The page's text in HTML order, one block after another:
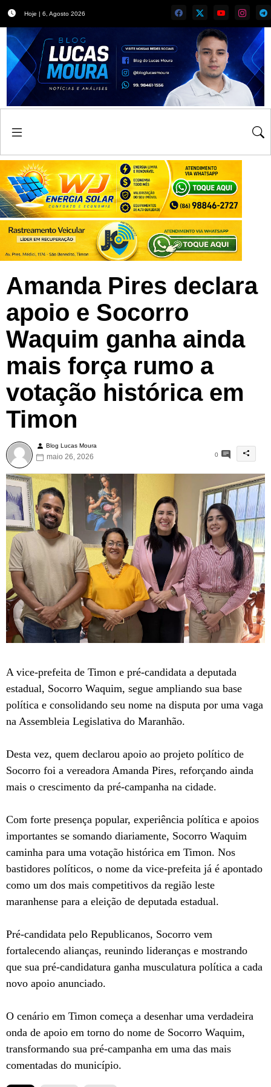
Hoje | 6, Agosto 2026
Amanda Pires declara
apoio e Socorro
Waquim ganha ainda
mais força rumo a
votação histórica em
Timon
Blog Lucas Moura
maio 26, 2026 0
A vice-prefeita de Timon e pré-candidata a deputada
estadual, Socorro Waquim, segue ampliando sua base
política e consolidando seu nome na disputa por uma vaga
na Assembleia Legislativa do Maranhão.
Desta vez, quem declarou apoio ao projeto político de
Socorro foi a vereadora Amanda Pires, reforçando ainda
mais o crescimento da pré-campanha na cidade.
Com forte presença popular, experiência política e apoios
importantes se somando diariamente, Socorro Waquim
caminha para uma votação histórica em Timon. Nos
bastidores políticos, o nome da vice-prefeita já é apontado
como um dos mais competitivos da região leste
maranhense para a eleição de deputada estadual.
Pré-candidata pelo Republicanos, Socorro vem
fortalecendo alianças, reunindo lideranças e mostrando
que sua pré-candidatura ganha musculatura política a cada
novo apoio anunciado.
O cenário em Timon começa a desenhar uma verdadeira
onda de apoio em torno do nome de Socorro Waquim,
transformando sua pré-campanha em uma das mais
comentadas do município.